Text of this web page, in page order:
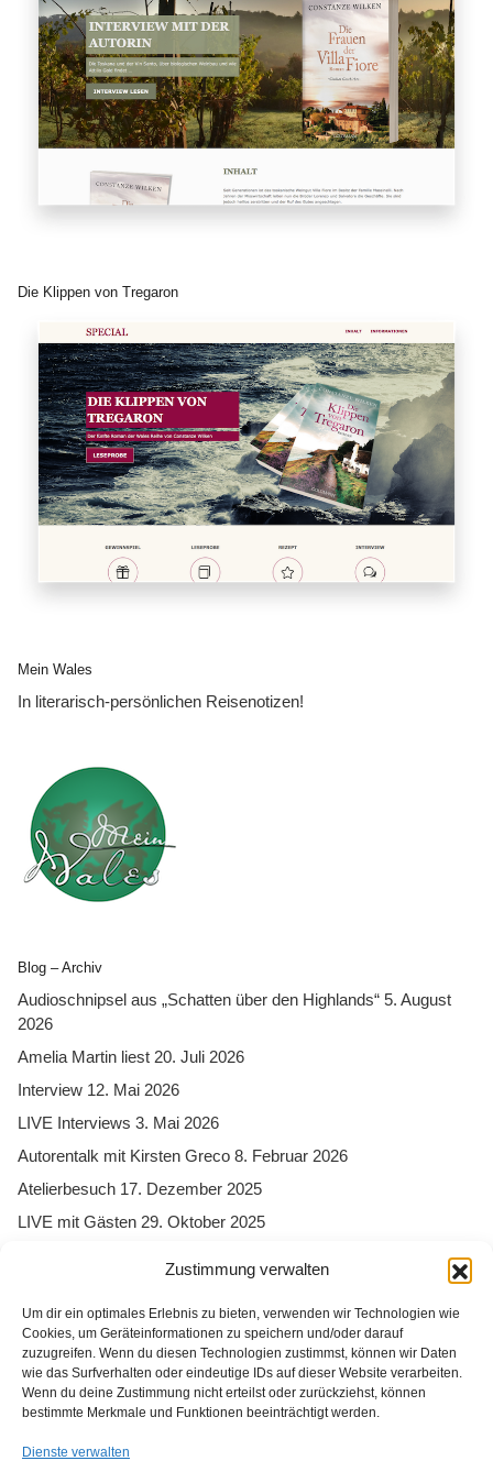
Zustimmung verwalten
Um dir ein optimales Erlebnis zu bieten, verwenden wir Technologien wie
Cookies, um Geräteinformationen zu speichern und/oder darauf
zuzugreifen. Wenn du diesen Technologien zustimmst, können wir Daten
wie das Surfverhalten oder eindeutige IDs auf dieser Website verarbeiten.
Wenn du deine Zustimmung nicht erteilst oder zurückziehst, können
bestimmte Merkmale und Funktionen beeinträchtigt werden.
Dienste verwalten
Die Klippen von Tregaron
Mein Wales
In literarisch-persönlichen Reisenotizen!
Blog – Archiv
Audioschnipsel aus „Schatten über den Highlands“ 5. August
2026
Amelia Martin liest 20. Juli 2026
Interview 12. Mai 2026
LIVE Interviews 3. Mai 2026
Autorentalk mit Kirsten Greco 8. Februar 2026
Atelierbesuch 17. Dezember 2025
LIVE mit Gästen 29. Oktober 2025